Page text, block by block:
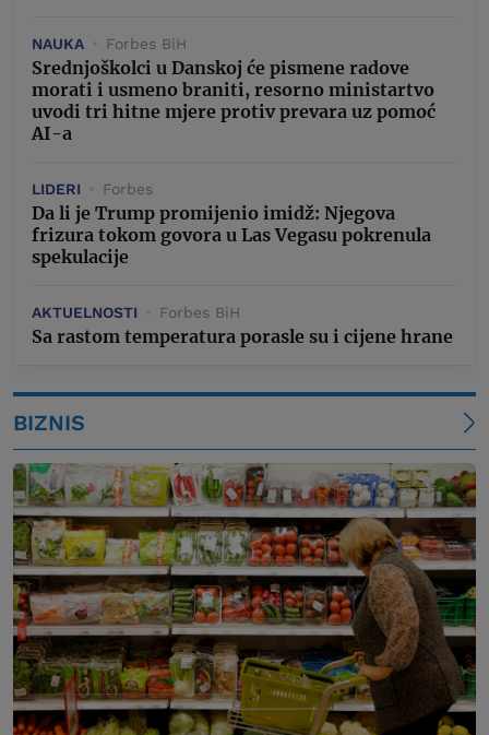
NAUKA Forbes BiH
Srednjoškolci u Danskoj će pismene radove
morati i usmeno braniti, resorno ministartvo
uvodi tri hitne mjere protiv prevara uz pomoć
AI-a
LIDERI Forbes
Da li je Trump promijenio imidž: Njegova
frizura tokom govora u Las Vegasu pokrenula
spekulacije
AKTUELNOSTI Forbes BiH
Sa rastom temperatura porasle su i cijene hrane
BIZNIS